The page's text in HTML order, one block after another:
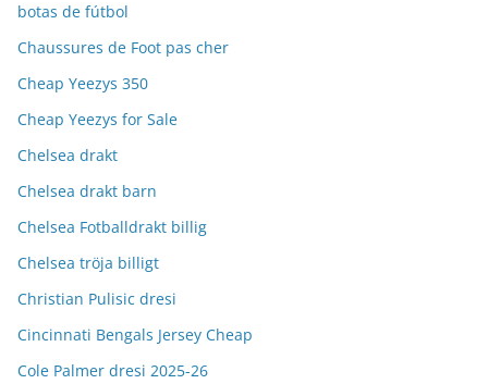
botas de fútbol
Chaussures de Foot pas cher
Cheap Yeezys 350
Cheap Yeezys for Sale
Chelsea drakt
Chelsea drakt barn
Chelsea Fotballdrakt billig
Chelsea tröja billigt
Christian Pulisic dresi
Cincinnati Bengals Jersey Cheap
Cole Palmer dresi 2025-26